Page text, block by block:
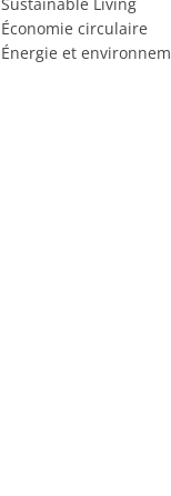
Économie circulaire
Énergie et